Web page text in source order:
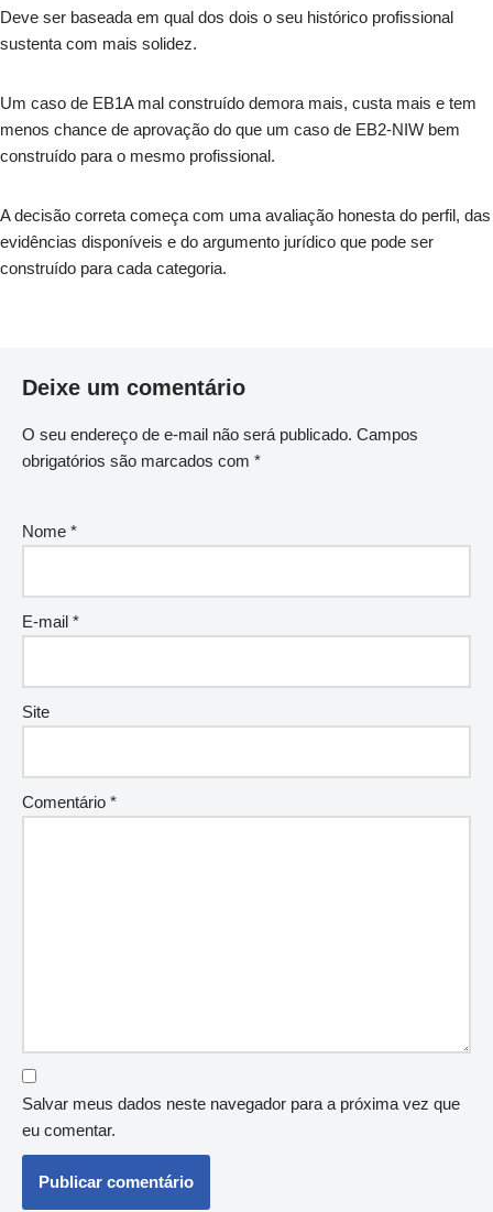
Deve ser baseada em qual dos dois o seu histórico profissional
sustenta com mais solidez.
Um caso de EB1A mal construído demora mais, custa mais e tem
menos chance de aprovação do que um caso de EB2-NIW bem
construído para o mesmo profissional.
A decisão correta começa com uma avaliação honesta do perfil, das
evidências disponíveis e do argumento jurídico que pode ser
construído para cada categoria.
Deixe um comentário
O seu endereço de e-mail não será publicado. Campos
obrigatórios são marcados com *
Nome *
E-mail *
Site
Comentário *
Salvar meus dados neste navegador para a próxima vez que
eu comentar.